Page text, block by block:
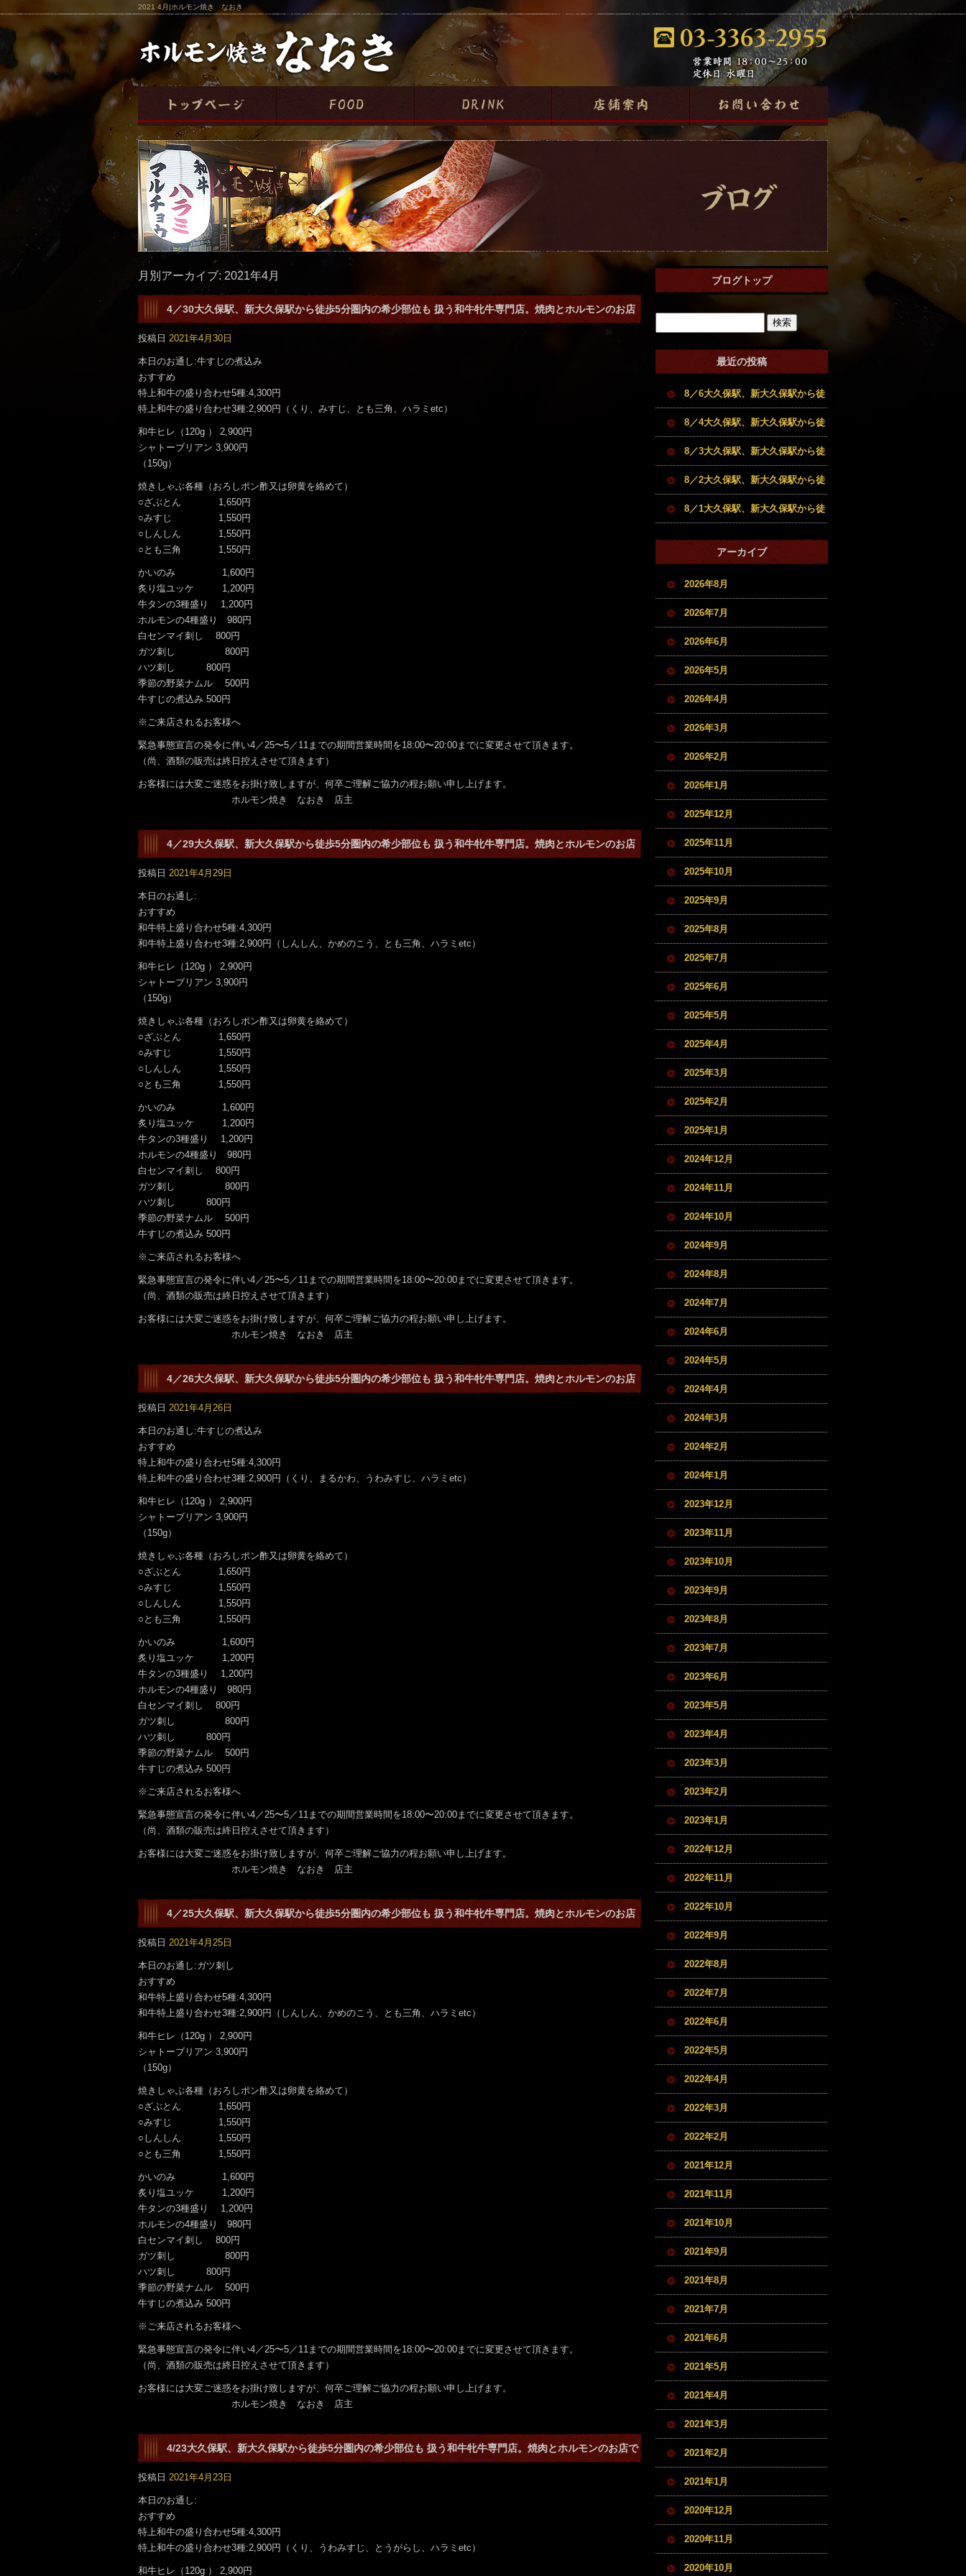
2021 4月|ホルモン焼き なおき
月別アーカイブ: 2021年4月
4／30大久保駅、新大久保駅から徒歩5分圏内の希少部位も 扱う和牛牝牛専門店。焼肉とホルモンのお店
です。
投稿日 2021年4月30日
本日のお通し:牛すじの煮込み
おすすめ
特上和牛の盛り合わせ5種:4,300円
特上和牛の盛り合わせ3種:2,900円（くり、みすじ、とも三角、ハラミetc）
和牛ヒレ（120g ） 2,900円
シャトーブリアン 3,900円
（150g）
焼きしゃぶ各種（おろしポン酢又は卵黄を絡めて）
○ざぶとん 1,650円
○みすじ 1,550円
○しんしん 1,550円
○とも三角 1,550円
かいのみ 1,600円
炙り塩ユッケ 1,200円
牛タンの3種盛り 1,200円
ホルモンの4種盛り 980円
白センマイ刺し 800円
ガツ刺し 800円
ハツ刺し 800円
季節の野菜ナムル 500円
牛すじの煮込み 500円
※ご来店されるお客様へ
緊急事態宣言の発令に伴い4／25〜5／11までの期間営業時間を18:00〜20:00までに変更させて頂きます。
（尚、酒類の販売は終日控えさせて頂きます）
お客様には大変ご迷惑をお掛け致しますが、何卒ご理解ご協力の程お願い申し上げます。
ホルモン焼き なおき 店主
4／29大久保駅、新大久保駅から徒歩5分圏内の希少部位も 扱う和牛牝牛専門店。焼肉とホルモンのお店
です。
投稿日 2021年4月29日
本日のお通し:
おすすめ
和牛特上盛り合わせ5種:4,300円
和牛特上盛り合わせ3種:2,900円（しんしん、かめのこう、とも三角、ハラミetc）
和牛ヒレ（120g ） 2,900円
シャトーブリアン 3,900円
（150g）
焼きしゃぶ各種（おろしポン酢又は卵黄を絡めて）
○ざぶとん 1,650円
○みすじ 1,550円
○しんしん 1,550円
○とも三角 1,550円
かいのみ 1,600円
炙り塩ユッケ 1,200円
牛タンの3種盛り 1,200円
ホルモンの4種盛り 980円
白センマイ刺し 800円
ガツ刺し 800円
ハツ刺し 800円
季節の野菜ナムル 500円
牛すじの煮込み 500円
※ご来店されるお客様へ
緊急事態宣言の発令に伴い4／25〜5／11までの期間営業時間を18:00〜20:00までに変更させて頂きます。
（尚、酒類の販売は終日控えさせて頂きます）
お客様には大変ご迷惑をお掛け致しますが、何卒ご理解ご協力の程お願い申し上げます。
ホルモン焼き なおき 店主
4／26大久保駅、新大久保駅から徒歩5分圏内の希少部位も 扱う和牛牝牛専門店。焼肉とホルモンのお店
です。
投稿日 2021年4月26日
本日のお通し:牛すじの煮込み
おすすめ
特上和牛の盛り合わせ5種:4,300円
特上和牛の盛り合わせ3種:2,900円（くり、まるかわ、うわみすじ、ハラミetc）
和牛ヒレ（120g ） 2,900円
シャトーブリアン 3,900円
（150g）
焼きしゃぶ各種（おろしポン酢又は卵黄を絡めて）
○ざぶとん 1,650円
○みすじ 1,550円
○しんしん 1,550円
○とも三角 1,550円
かいのみ 1,600円
炙り塩ユッケ 1,200円
牛タンの3種盛り 1,200円
ホルモンの4種盛り 980円
白センマイ刺し 800円
ガツ刺し 800円
ハツ刺し 800円
季節の野菜ナムル 500円
牛すじの煮込み 500円
※ご来店されるお客様へ
緊急事態宣言の発令に伴い4／25〜5／11までの期間営業時間を18:00〜20:00までに変更させて頂きます。
（尚、酒類の販売は終日控えさせて頂きます）
お客様には大変ご迷惑をお掛け致しますが、何卒ご理解ご協力の程お願い申し上げます。
ホルモン焼き なおき 店主
4／25大久保駅、新大久保駅から徒歩5分圏内の希少部位も 扱う和牛牝牛専門店。焼肉とホルモンのお店
です。
投稿日 2021年4月25日
本日のお通し:ガツ刺し
おすすめ
和牛特上盛り合わせ5種:4,300円
和牛特上盛り合わせ3種:2,900円（しんしん、かめのこう、とも三角、ハラミetc）
和牛ヒレ（120g ） 2,900円
シャトーブリアン 3,900円
（150g）
焼きしゃぶ各種（おろしポン酢又は卵黄を絡めて）
○ざぶとん 1,650円
○みすじ 1,550円
○しんしん 1,550円
○とも三角 1,550円
かいのみ 1,600円
炙り塩ユッケ 1,200円
牛タンの3種盛り 1,200円
ホルモンの4種盛り 980円
白センマイ刺し 800円
ガツ刺し 800円
ハツ刺し 800円
季節の野菜ナムル 500円
牛すじの煮込み 500円
※ご来店されるお客様へ
緊急事態宣言の発令に伴い4／25〜5／11までの期間営業時間を18:00〜20:00までに変更させて頂きます。
（尚、酒類の販売は終日控えさせて頂きます）
お客様には大変ご迷惑をお掛け致しますが、何卒ご理解ご協力の程お願い申し上げます。
ホルモン焼き なおき 店主
4/23大久保駅、新大久保駅から徒歩5分圏内の希少部位も 扱う和牛牝牛専門店。焼肉とホルモンのお店で
す。
投稿日 2021年4月23日
本日のお通し:
おすすめ
特上和牛の盛り合わせ5種:4,300円
特上和牛の盛り合わせ3種:2,900円（くり、うわみすじ、とうがらし、ハラミetc）
和牛ヒレ（120g ） 2,900円
ブログトップ
最近の投稿
8／6大久保駅、新大久保駅から徒
歩5分圏内の希少部位も扱う和牛
牝牛専門店。焼肉とホルモンのお
店です。
8／4大久保駅、新大久保駅から徒
歩5分圏内の希少部位も扱う和牛
牝牛専門店。焼肉とホルモンのお
店です。
8／3大久保駅、新大久保駅から徒
歩5分圏内の希少部位も扱う和牛
牝牛専門店。焼肉とホルモンのお
店です。
8／2大久保駅、新大久保駅から徒
歩5分圏内の希少部位も扱う和牛
牝牛専門店。焼肉とホルモンのお
店です。
8／1大久保駅、新大久保駅から徒
歩5分圏内の希少部位も扱う和牛
牝牛専門店。焼肉とホルモンのお
アーカイブ
2026年8月
2026年7月
2026年6月
2026年5月
2026年4月
2026年3月
2026年2月
2026年1月
2025年12月
2025年11月
2025年10月
2025年9月
2025年8月
2025年7月
2025年6月
2025年5月
2025年4月
2025年3月
2025年2月
2025年1月
2024年12月
2024年11月
2024年10月
2024年9月
2024年8月
2024年7月
2024年6月
2024年5月
2024年4月
2024年3月
2024年2月
2024年1月
2023年12月
2023年11月
2023年10月
2023年9月
2023年8月
2023年7月
2023年6月
2023年5月
2023年4月
2023年3月
2023年2月
2023年1月
2022年12月
2022年11月
2022年10月
2022年9月
2022年8月
2022年7月
2022年6月
2022年5月
2022年4月
2022年3月
2022年2月
2021年12月
2021年11月
2021年10月
2021年9月
2021年8月
2021年7月
2021年6月
2021年5月
2021年4月
2021年3月
2021年2月
2021年1月
2020年12月
2020年11月
2020年10月